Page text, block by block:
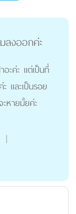
มลงออกค่ะ
ะค่ะ แต่เป็นที่
และเป็นรอย
หายมั้ยค่ะ
|